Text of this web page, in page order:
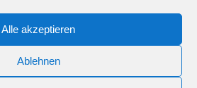
Alle akzeptieren
Ablehnen
Blaulicht Gießen